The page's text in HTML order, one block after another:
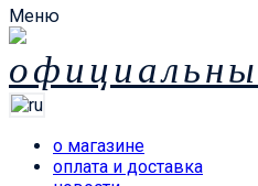
Меню
о магазине
оплата и доставка